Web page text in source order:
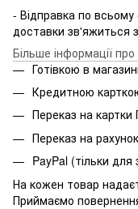
- Відправка по
доставки
Більше інформації
Готівкою в
Кредитною
Переказ на
Переказ на
PayPal (тільки
На кожен товар
Приймаємо